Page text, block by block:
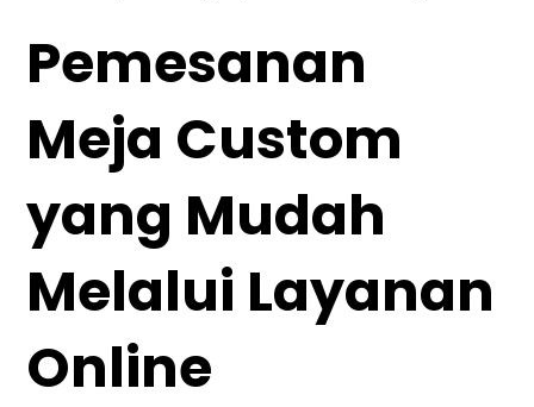
Pemesanan
Meja Custom
yang Mudah
Melalui Layanan
Online